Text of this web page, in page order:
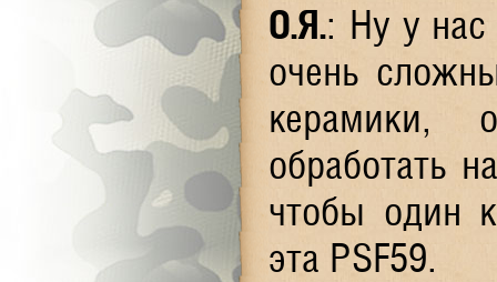
О.Я.: Ну у нас
очень
керамики,
обработать
чтобы один
эта PSF59.